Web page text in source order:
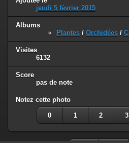
jeudi 5 février 2015
Albums
Plantes / Orchidées /
Visites
6132
Score
pas de note
Notez cette photo
0 1 2 3